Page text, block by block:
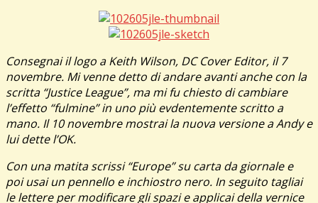
Consegnai il logo a Keith Wilson, DC Cover Editor, il 7
novembre. Mi venne detto di andare avanti anche con la
scritta “Justice League”, ma mi fu chiesto di cambiare
l’effetto “fulmine” in uno più evdentemente scritto a
mano. Il 10 novembre mostrai la nuova versione a Andy e
lui dette l’OK.
Con una matita scrissi “Europe” su carta da giornale e
poi usai un pennello e inchiostro nero. In seguito tagliai
le lettere per modificare gli spazi e applicai della vernice